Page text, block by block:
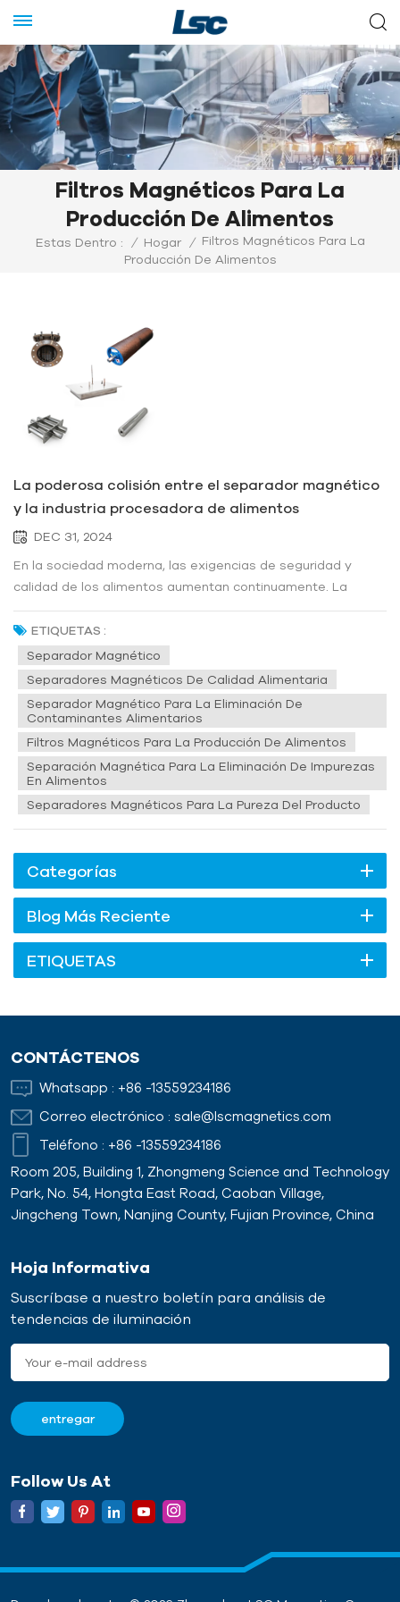
Filtros Magnéticos Para La
Producción De Alimentos
Estas Dentro : / Hogar /
Filtros Magnéticos Para La
Producción De Alimentos
La poderosa colisión entre el separador magnético
y la industria procesadora de alimentos
DEC 31, 2024
En la sociedad moderna, las exigencias de seguridad y
calidad de los alimentos aumentan continuamente. La
introducción de Separadores magnéticos en este sector ha
aumentado significativamente su influencia. Este
dispositivo utiliza fuerza magnética para separar los
contaminantes metálicos de los...
ETIQUETAS :
Separador Magnético
Separadores Magnéticos De Calidad Alimentaria
Separador Magnético Para La Eliminación De
Contaminantes Alimentarios
Filtros Magnéticos Para La Producción De Alimentos
Separación Magnética Para La Eliminación De Impurezas
En Alimentos
Separadores Magnéticos Para La Pureza Del Producto
Categorías
Blog Más Reciente
ETIQUETAS
CONTÁCTENOS
Whatsapp : +86 -13559234186
Correo electrónico : sale@lscmagnetics.com
Teléfono : +86 -13559234186
Room 205, Building 1, Zhongmeng Science and Technology
Park, No. 54, Hongta East Road, Caoban Village,
Jingcheng Town, Nanjing County, Fujian Province, China
Hoja Informativa
Suscríbase a nuestro boletín para análisis de
tendencias de iluminación
Follow Us At